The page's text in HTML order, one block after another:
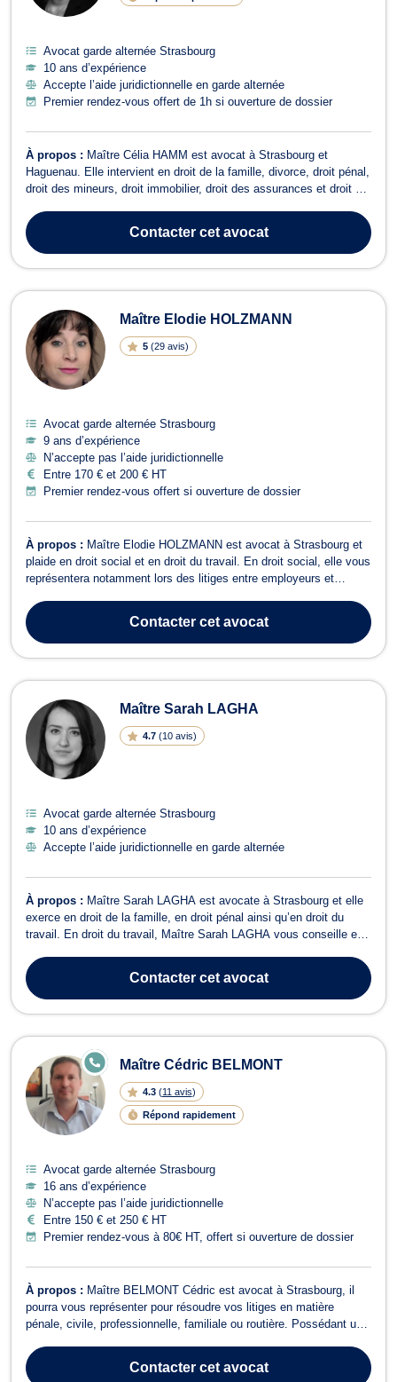
Avocat garde alternée Strasbourg
10 ans d’expérience
Accepte l’aide juridictionnelle en garde alternée
Premier rendez-vous offert de 1h si ouverture de dossier
À propos : Maître Célia HAMM est avocat à Strasbourg et
Haguenau. Elle intervient en droit de la famille, divorce, droit pénal,
droit des mineurs, droit immobilier, droit des assurances et droit du
cas de divorce, liquidation du régime matrimonial, partages entre
époux ...
Contactercet avocat
Maître Elodie HOLZMANN
5 (29 avis)
Avocat garde alternée Strasbourg
9 ans d’expérience
N’accepte pas l’aide juridictionnelle
Entre 170 € et 200 € HT
Premier rendez-vous offert si ouverture de dossier
À propos : Maître Elodie HOLZMANN est avocat à Strasbourg et
plaide en droit social et en droit du travail. En droit social, elle vous
représentera notamment lors des litiges entre employeurs et
affaires de sécurité sociale (maladies professionnelles,
licenciement, ...). ... Contactercet avocat
Maître Sarah LAGHA
4.7 (10 avis)
Avocat garde alternée Strasbourg
10 ans d’expérience
Accepte l’aide juridictionnelle en garde alternée
À propos : Maître Sarah LAGHA est avocate à Strasbourg et elle
exerce en droit de la famille, en droit pénal ainsi qu’en droit du
travail. En droit du travail, Maître Sarah LAGHA vous conseille et
de votre contrat de travail, de vos conditions de travail, de la
régulari...
Contactercet avocat
Maître Cédric BELMONT
4.3 (11 avis)
Répond rapidement
E
N
LI
G
N
E
Avocat garde alternée Strasbourg
16 ans d’expérience
N’accepte pas l’aide juridictionnelle
Entre 150 € et 250 € HT
Premier rendez-vous à 80€ HT, offert si ouverture de dossier
À propos : Maître BELMONT Cédric est avocat à Strasbourg, il
pourra vous représenter pour résoudre vos litiges en matière
pénale, civile, professionnelle, familiale ou routière. Possédant un
avocat peut prendre en main toute dossier en droit pénale,
notamment les crimes...Contactercet avocat